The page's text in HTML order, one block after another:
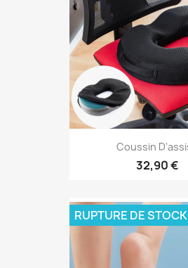
Coussin
32,90 €
RUPTURE DE STOCK